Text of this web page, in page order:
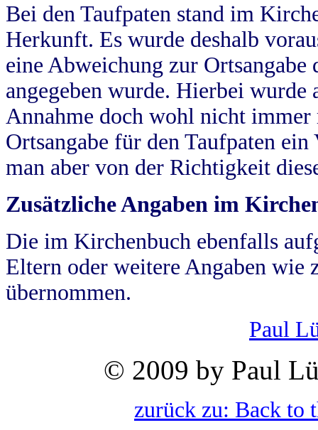
Bei den Taufpaten stand im
Herkunft. Es wurde deshalb
eine Abweichung zur
angegeben wurde. Hierbei wurde
Annahme doch wohl nicht
Ortsangabe für den Taufpaten
man aber von der Richtigkeit
Zusätzliche Angaben im
Die im Kirchenbuch ebenfalls
Eltern oder weitere Angaben wie
übernommen.
Paul
© 2009 by Paul
zurück zu: Back to